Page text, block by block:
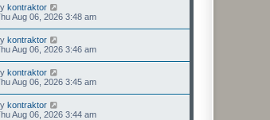
kontraktor
Aug 06, 2026 3:48 am
kontraktor
Aug 06, 2026 3:46 am
kontraktor
Aug 06, 2026 3:45 am
kontraktor
Aug 06, 2026 3:44 am